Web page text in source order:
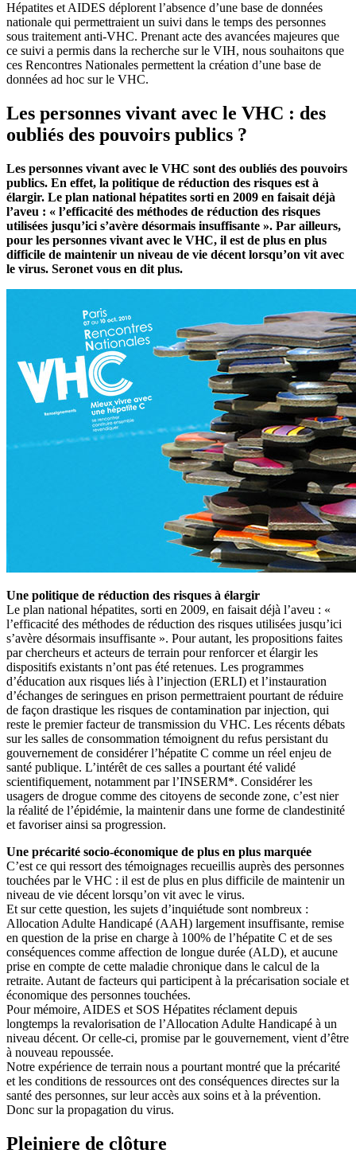
Hépatites et AIDES déplorent l’absence d’une base de données
nationale qui permettraient un suivi dans le temps des personnes
sous traitement anti-VHC. Prenant acte des avancées majeures que
ce suivi a permis dans la recherche sur le VIH, nous souhaitons que
ces Rencontres Nationales permettent la création d’une base de
données ad hoc sur le VHC.
Les personnes vivant avec le VHC : des
oubliés des pouvoirs publics ?
Les personnes vivant avec le VHC sont des oubliés des pouvoirs
publics. En effet, la politique de réduction des risques est à
élargir. Le plan national hépatites sorti en 2009 en faisait déjà
l’aveu : « l’efficacité des méthodes de réduction des risques
utilisées jusqu’ici s’avère désormais insuffisante ». Par ailleurs,
pour les personnes vivant avec le VHC, il est de plus en plus
difficile de maintenir un niveau de vie décent lorsqu’on vit avec
le virus. Seronet vous en dit plus.
Une politique de réduction des risques à élargir
Le plan national hépatites, sorti en 2009, en faisait déjà l’aveu : «
l’efficacité des méthodes de réduction des risques utilisées jusqu’ici
s’avère désormais insuffisante ». Pour autant, les propositions faites
par chercheurs et acteurs de terrain pour renforcer et élargir les
dispositifs existants n’ont pas été retenues. Les programmes
d’éducation aux risques liés à l’injection (ERLI) et l’instauration
d’échanges de seringues en prison permettraient pourtant de réduire
de façon drastique les risques de contamination par injection, qui
reste le premier facteur de transmission du VHC. Les récents débats
sur les salles de consommation témoignent du refus persistant du
gouvernement de considérer l’hépatite C comme un réel enjeu de
santé publique. L’intérêt de ces salles a pourtant été validé
scientifiquement, notamment par l’INSERM*. Considérer les
usagers de drogue comme des citoyens de seconde zone, c’est nier
la réalité de l’épidémie, la maintenir dans une forme de clandestinité
et favoriser ainsi sa progression.
Une précarité socio-économique de plus en plus marquée
C’est ce qui ressort des témoignages recueillis auprès des personnes
touchées par le VHC : il est de plus en plus difficile de maintenir un
niveau de vie décent lorsqu’on vit avec le virus.
Et sur cette question, les sujets d’inquiétude sont nombreux :
Allocation Adulte Handicapé (AAH) largement insuffisante, remise
en question de la prise en charge à 100% de l’hépatite C et de ses
conséquences comme affection de longue durée (ALD), et aucune
prise en compte de cette maladie chronique dans le calcul de la
retraite. Autant de facteurs qui participent à la précarisation sociale et
économique des personnes touchées.
Pour mémoire, AIDES et SOS Hépatites réclament depuis
longtemps la revalorisation de l’Allocation Adulte Handicapé à un
niveau décent. Or celle-ci, promise par le gouvernement, vient d’être
à nouveau repoussée.
Notre expérience de terrain nous a pourtant montré que la précarité
et les conditions de ressources ont des conséquences directes sur la
santé des personnes, sur leur accès aux soins et à la prévention.
Donc sur la propagation du virus.
Pleiniere de clôture